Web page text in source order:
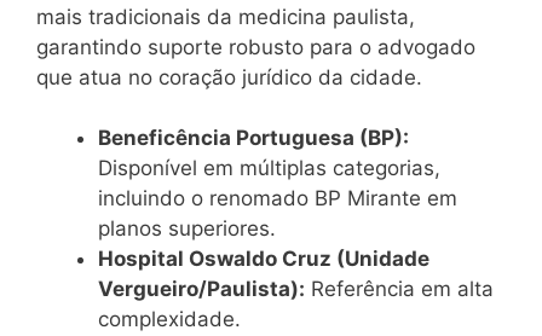
mais tradicionais da medicina paulista,
garantindo suporte robusto para o advogado
que atua no coração jurídico da cidade.
Beneficência Portuguesa (BP):
Disponível em múltiplas categorias,
incluindo o renomado BP Mirante em
planos superiores.
Hospital Oswaldo Cruz (Unidade
Vergueiro/Paulista): Referência em alta
complexidade.